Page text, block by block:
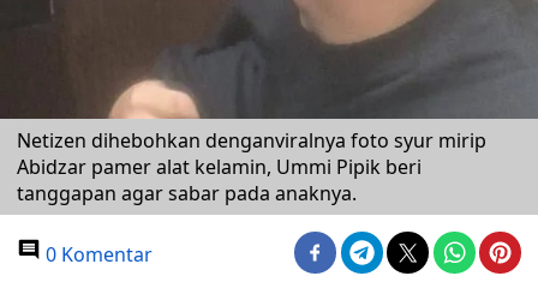
Netizen dihebohkan denganviralnya foto syur mirip
Abidzar pamer alat kelamin, Ummi Pipik beri
tanggapan agar sabar pada anaknya.
0 Komentar